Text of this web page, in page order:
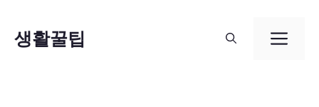
생활꿀팁
메